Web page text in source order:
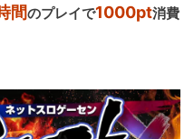
間のプレイで1000pt消費